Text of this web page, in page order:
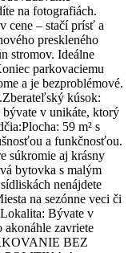
na fotografiách.
cene – stačí prísť a
preskleného
stromov. Ideálne
parkovaciemu
a je bezproblémové.
kúsok:
v unikáte, ktorý
59 m² s
a funkčnosťou.
súkromie aj krásny
bytovka s malým
nenájdete
na sezónne veci či
Bývate v
akonáhle zavriete
BEZ